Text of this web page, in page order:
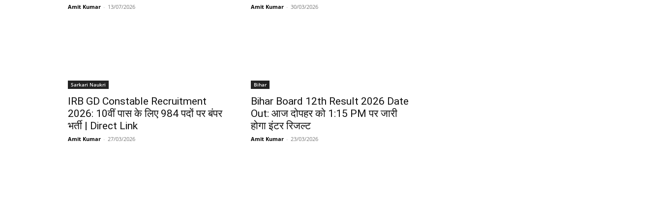
Amit Kumar - 13/07/2026 Amit Kumar - 30/03/2026
Sarkari Naukri
IRB GD Constable Recruitment
2026: 10वीं पास के लिए 984 पदों पर बंपर
भर्ती | Direct Link
Amit Kumar - 27/03/2026
Bihar
Bihar Board 12th Result 2026 Date
Out: आज दोपहर को 1:15 PM पर जारी
होगा इंटर रिजल्ट
Amit Kumar - 23/03/2026